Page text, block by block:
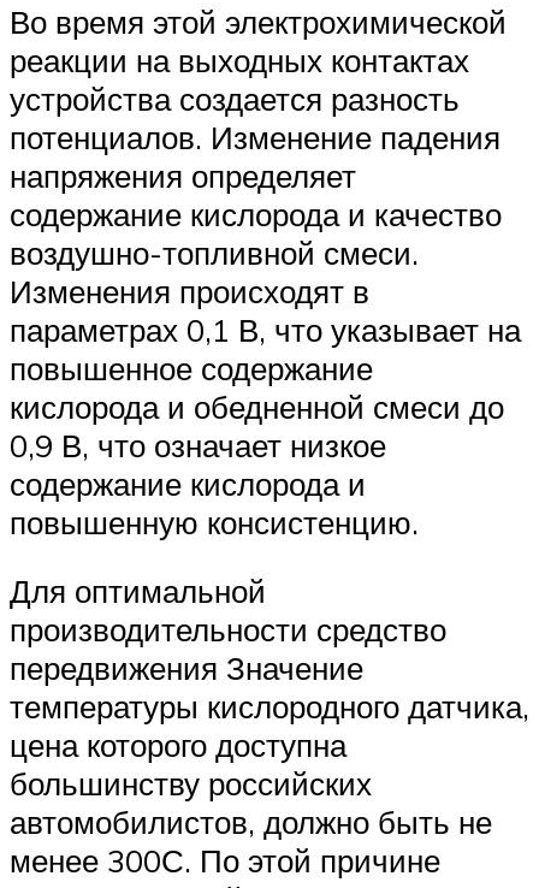
Во время этой электрохимической
реакции на выходных контактах
устройства создается разность
потенциалов. Изменение падения
напряжения определяет
содержание кислорода и качество
воздушно-топливной смеси.
Изменения происходят в
параметрах 0,1 В, что указывает на
повышенное содержание
кислорода и обедненной смеси до
0,9 В, что означает низкое
содержание кислорода и
повышенную консистенцию.
Для оптимальной
производительности средство
передвижения Значение
температуры кислородного датчика,
цена которого доступна
большинству российских
автомобилистов, должно быть не
менее 300С. По этой причине